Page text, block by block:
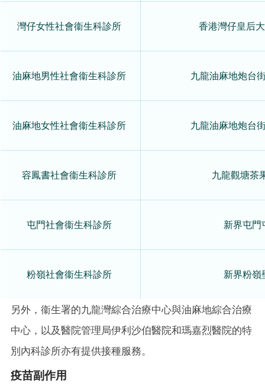
灣仔女性社會衞生科診所 香港灣仔皇后
油麻地男性社會衞生科診所 九龍油麻地炮台
油麻地女性社會衞生科診所 九龍油麻地炮台
容鳳書社會衞生科診所 九龍觀塘茶
屯門社會衞生科診所 新界屯門
粉嶺社會衞生科診所 新界粉嶺
另外，衞生署的九龍灣綜合治療中心與油麻地綜合治療
中心，以及醫院管理局伊利沙伯醫院和瑪嘉烈醫院的特
別內科診所亦有提供接種服務。
疫苗副作用